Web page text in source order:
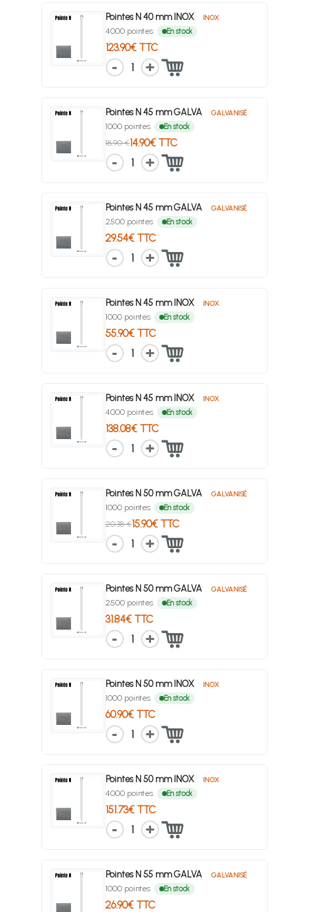
Pointes N 40 mm INOX INOX
4000 pointes En stock
123.90€ TTC
1
Pointes N 45 mm GALVA GALVANISÉ
1000 pointes En stock
18.90 €14.90€ TTC
1
Pointes N 45 mm GALVA GALVANISÉ
2500 pointes En stock
29.54€ TTC
1
Pointes N 45 mm INOX INOX
1000 pointes En stock
55.90€ TTC
1
Pointes N 45 mm INOX INOX
4000 pointes En stock
138.08€ TTC
1
Pointes N 50 mm GALVA GALVANISÉ
1000 pointes En stock
20.38 €15.90€ TTC
1
Pointes N 50 mm GALVA GALVANISÉ
2500 pointes En stock
31.84€ TTC
1
Pointes N 50 mm INOX INOX
1000 pointes En stock
60.90€ TTC
1
Pointes N 50 mm INOX INOX
4000 pointes En stock
151.73€ TTC
1
Pointes N 55 mm GALVA GALVANISÉ
1000 pointes En stock
26.90€ TTC